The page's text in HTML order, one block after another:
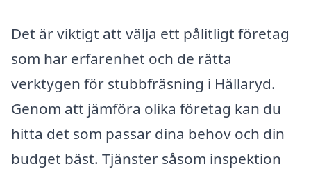
Det är viktigt att välja ett pålitligt företag
som har erfarenhet och de rätta
verktygen för stubbfräsning i Hällaryd.
Genom att jämföra olika företag kan du
hitta det som passar dina behov och din
budget bäst. Tjänster såsom inspektion